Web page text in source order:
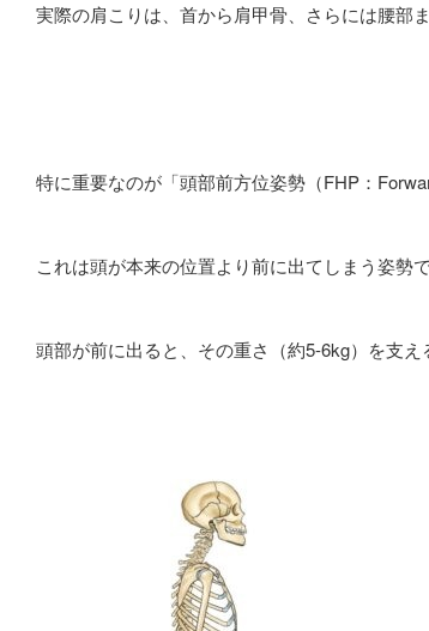
実際の肩こりは、首から肩甲骨、さらには腰部
特に重要なのが「頭部前方位姿勢（FHP：
これは頭が本来の位置より前に出てしまう姿勢
頭部が前に出ると、その重さ（約5-6kg）を支